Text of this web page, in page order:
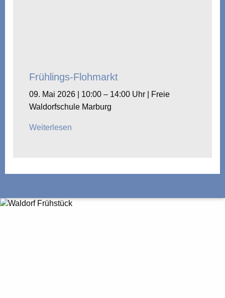
Frühlings-Flohmarkt
09. Mai 2026 | 10:00 – 14:00 Uhr | Freie
Waldorfschule Marburg
Weiterlesen